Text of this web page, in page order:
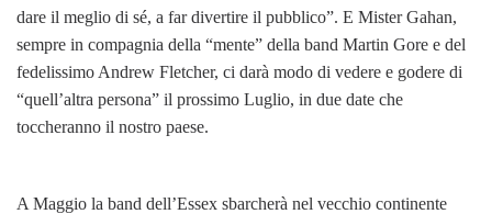
dare il meglio di sé, a far divertire il pubblico”. E Mister Gahan,
sempre in compagnia della “mente” della band Martin Gore e del
fedelissimo Andrew Fletcher, ci darà modo di vedere e godere di
“quell’altra persona” il prossimo Luglio, in due date che
toccheranno il nostro paese.
A Maggio la band dell’Essex sbarcherà nel vecchio continente